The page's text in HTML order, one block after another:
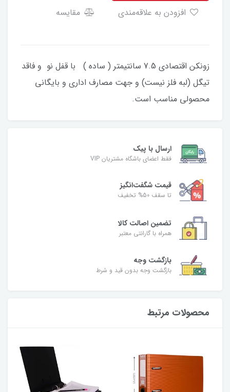
مقایسه
زونکن اقتصادی 7.5 سانتیمتر ( ساده ) با قفل نو و فاقد
تیگل (لبه فلز نیست) و جهت مصارف اداری و بایگانی
محصولی مناسب است.
ارسال با پیک
فقط اعضای باشگاه مشتریان VIP
قیمت شگفت‌انگیز
تا سقف 50% تخفیف
تضمین اصالت کالا
همراه با گارانتی معتبر
بازگشت وجه
بازگشت وجه بدون قید و شرط
محصولات مرتبط